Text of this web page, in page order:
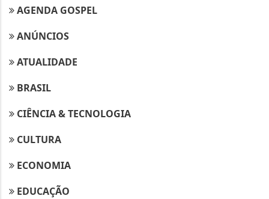
AGENDA GOSPEL
ANÚNCIOS
ATUALIDADE
BRASIL
CIÊNCIA & TECNOLOGIA
CULTURA
ECONOMIA
EDUCAÇÃO